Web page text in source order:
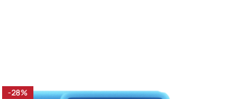
-28%